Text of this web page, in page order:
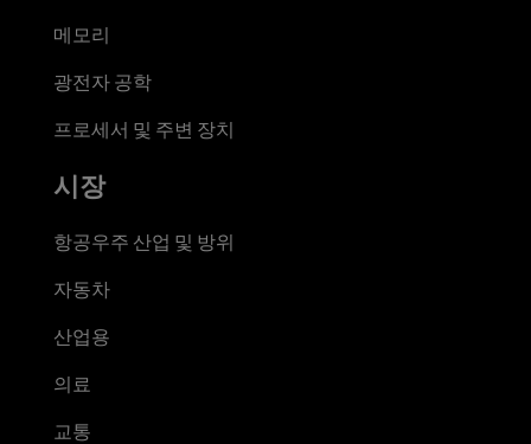
메모리
광전자 공학
프로세서 및 주변 장치
시장
항공우주 산업 및 방위
자동차
산업용
의료
교통